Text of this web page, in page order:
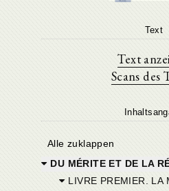
Text
Text
Scans des
Alle zuklappen
DU MÉRITE ET DE LA RÉMISSION DES PÉCHÉS
LIVRE PREMIER. LA